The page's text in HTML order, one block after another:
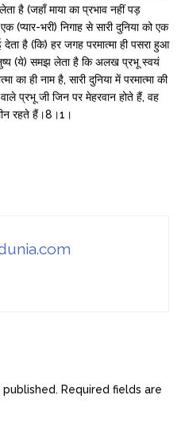
है (जहाँ माया का प्रभाव नहीं पड़
भरी) निगाह से सारी दुनिया को एक
है (कि) हर जगह परमात्मा ही पसरा हुआ
(ये) समझ लेता है कि अलख प्रभू स्वयं
का ही नाम है, सारी दुनिया में परमात्मा की
प्रभू जी जिन पर मेहरवान होते हैं, वह
रहते हैं।8।1।
Required fields are